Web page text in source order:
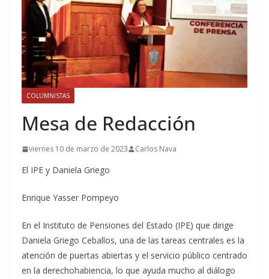
COLUMNISTAS
Mesa de Redacción
viernes 10 de marzo de 2023 Carlos Nava
El IPE y Daniela Griego
Enrique Yasser Pompeyo
En el Instituto de Pensiones del Estado (IPE) que dirige
Daniela Griego Ceballos, una de las tareas centrales es la
atención de puertas abiertas y el servicio público centrado
en la derechohabiencia, lo que ayuda mucho al diálogo